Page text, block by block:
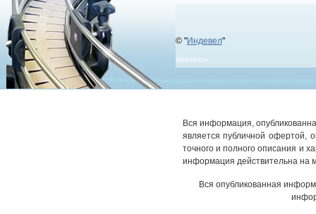
© "Индевел"
WebMotor
Вся информация,
является публичной офертой,
точного и полного описания и
информация действительна на
Вся опубликованная